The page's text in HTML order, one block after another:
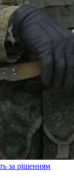
за рішенням